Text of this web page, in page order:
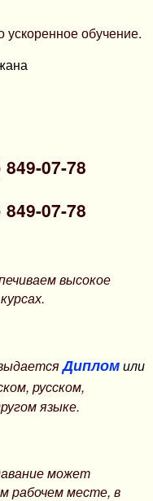
обучение.
849-07-78
849-07-78
высокое
Дипломили
русском,
языке.
может
рабочем месте, в